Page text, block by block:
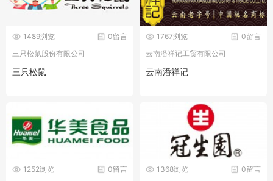
0留言
1489浏览
三只松鼠股份有限公司
三只松鼠
0留言
1767浏览
云南潘祥记工贸有限公司
云南潘祥记
0留言
1252浏览
0留言
1368浏览